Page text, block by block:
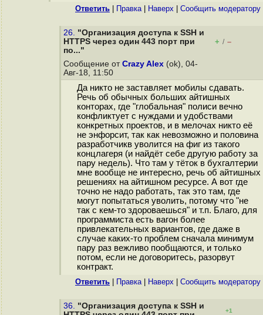
Ответить Правка| Наверх Cообщить модератору
26. "Организация доступа к SSH и
HTTPS через один 443 порт при
по..."
+ / –
Сообщение от Crazy Alex (ok), 04-
Авг-18, 11:50
Да никто не заставляет мобилы сдавать.
Речь об обычных больших айтишных
конторах, где "глобальная" полиси вечно
конфликтует с нуждами и удобствами
конкретных проектов, и в мелочах никто её
не энфорсит, так как невозможно и половина
разработчикв уволится на фиг из такого
концлагеря (и найдёт себе другую работу за
пару недель). Что там у тёток в бухгалтерии
мне вообще не интересно, речь об айтишных
решениях на айтишном ресурсе. А вот где
точно не надо работать, так это там, где
могут попытаться уволить, потому что "не
так с кем-то здороваешься" и т.п. Благо, для
программиста есть вагон более
привлекательных вариантов, где даже в
случае каких-то проблем сначала минимум
пару раз вежливо пообщаются, и только
потом, если не договоритесь, разорвут
контракт.
Ответить Правка| Наверх Cообщить модератору
36. "Организация доступа к SSH и
+1